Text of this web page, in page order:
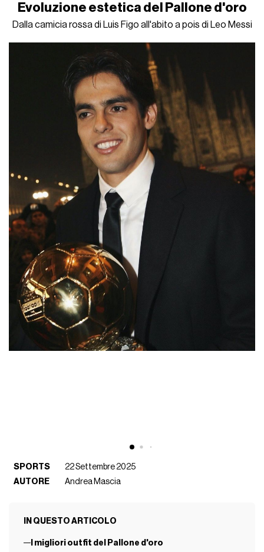
Evoluzione estetica del Pallone d'oro
Dalla camicia rossa di Luis Figo all'abito a pois di Leo Messi
SPORTS
22 Settembre 2025
AUTORE
Andrea Mascia
IN QUESTO ARTICOLO
I migliori outfit del Pallone d'oro